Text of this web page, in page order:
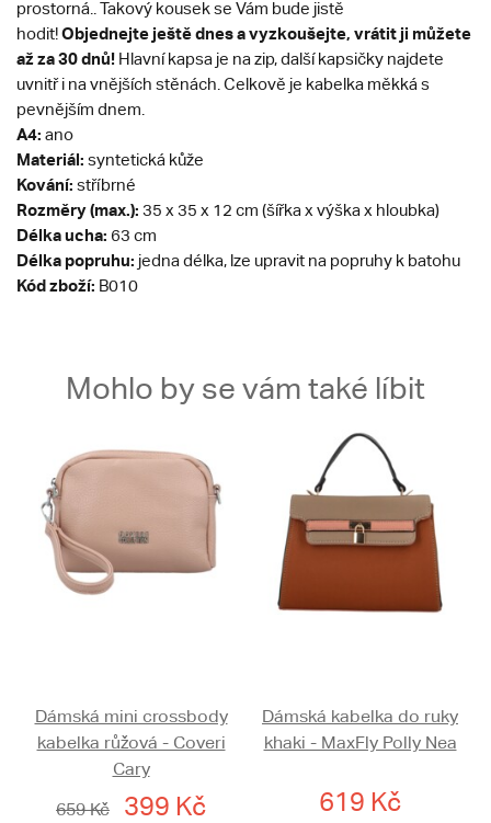
prostorná.. Takový kousek se Vám bude jistě
hodit!Objednejte ještě dnes a vyzkoušejte, vrátit ji můžete
až za 30 dnů! Hlavní kapsa je na zip, další kapsičky najdete
uvnitř i na vnějších stěnách. Celkově je kabelka měkká s
pevnějším dnem.
A4: ano
Materiál: syntetická kůže
Kování: stříbrné
Rozměry (max.): 35 x 35 x 12 cm (šířka x výška x hloubka)
Délka ucha: 63 cm
Délka popruhu: jedna délka, lze upravit na popruhy k batohu
Kód zboží: B010
Mohlo by se vám také líbit
Dámská mini crossbody
kabelka růžová - Coveri
Cary
659 Kč
399 Kč
Dámská kabelka do ruky
khaki - MaxFly Polly Nea
619 Kč